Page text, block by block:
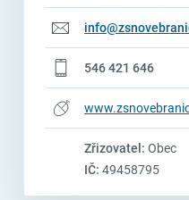
546 421 646
Zřizovatel: Obec
IČ: 49458795